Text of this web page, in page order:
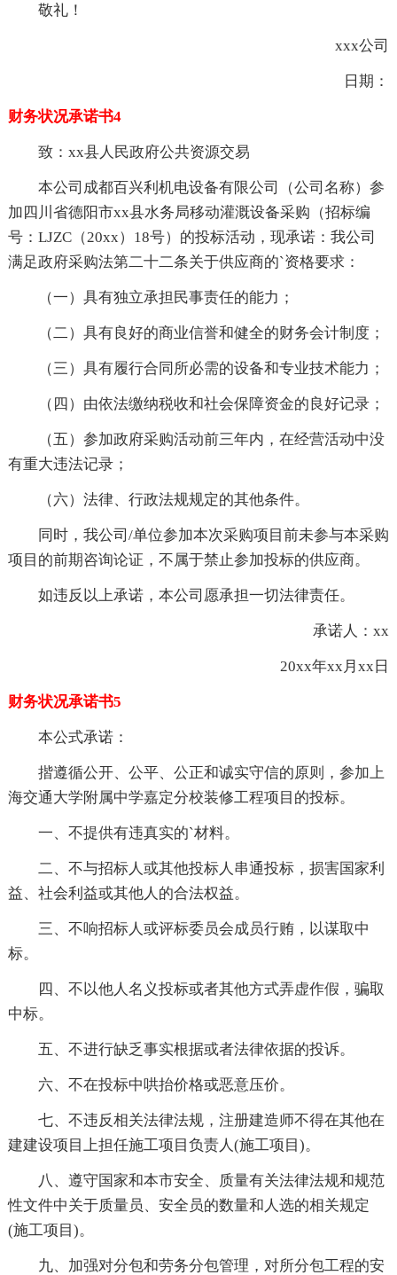
敬礼！
xxx公司
日期：
财务状况承诺书4
致：xx县人民政府公共资源交易
本公司成都百兴利机电设备有限公司（公司名称）参
加四川省德阳市xx县水务局移动灌溉设备采购（招标编
号：LJZC（20xx）18号）的投标活动，现承诺：我公司
满足政府采购法第二十二条关于供应商的`资格要求：
（一）具有独立承担民事责任的能力；
（二）具有良好的商业信誉和健全的财务会计制度；
（三）具有履行合同所必需的设备和专业技术能力；
（四）由依法缴纳税收和社会保障资金的良好记录；
（五）参加政府采购活动前三年内，在经营活动中没
有重大违法记录；
（六）法律、行政法规规定的其他条件。
同时，我公司/单位参加本次采购项目前未参与本采购
项目的前期咨询论证，不属于禁止参加投标的供应商。
如违反以上承诺，本公司愿承担一切法律责任。
承诺人：xx
20xx年xx月xx日
财务状况承诺书5
本公式承诺：
揩遵循公开、公平、公正和诚实守信的原则，参加上
海交通大学附属中学嘉定分校装修工程项目的投标。
一、不提供有违真实的`材料。
二、不与招标人或其他投标人串通投标，损害国家利
益、社会利益或其他人的合法权益。
三、不响招标人或评标委员会成员行贿，以谋取中
标。
四、不以他人名义投标或者其他方式弄虚作假，骗取
中标。
五、不进行缺乏事实根据或者法律依据的投诉。
六、不在投标中哄抬价格或恶意压价。
七、不违反相关法律法规，注册建造师不得在其他在
建建设项目上担任施工项目负责人(施工项目)。
八、遵守国家和本市安全、质量有关法律法规和规范
性文件中关于质量员、安全员的数量和人选的相关规定
(施工项目)。
九、加强对分包和劳务分包管理，对所分包工程的安